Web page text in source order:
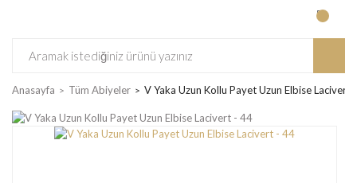
Anasayfa Tüm Abiyeler V Yaka Uzun Kollu Payet Uzun Elbise Lacivert